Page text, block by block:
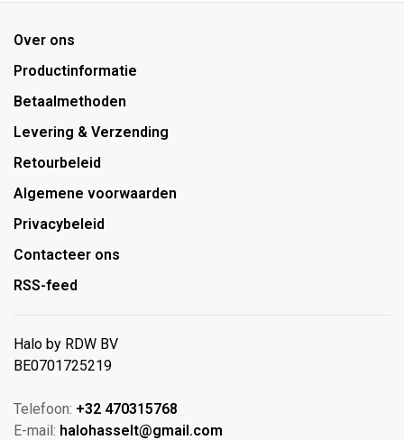
Over ons
Productinformatie
Betaalmethoden
Levering & Verzending
Retourbeleid
Algemene voorwaarden
Privacybeleid
Contacteer ons
RSS-feed
Halo by RDW BV
BE0701725219
Telefoon: +32 470315768
E-mail: halohasselt@gmail.com